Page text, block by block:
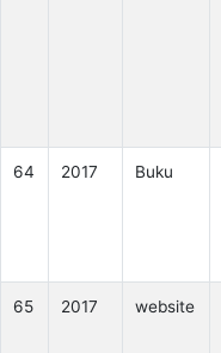
64 2017 Buku
65 2017 website